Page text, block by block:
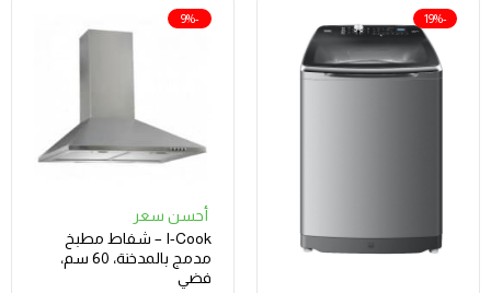
-19%
أحسن سعر
I-Cook – شفاط مطبخ
مدمج بالمدخنة، 60 سم،
فضي
-9%